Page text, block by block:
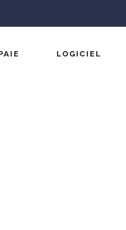
LOGICIEL